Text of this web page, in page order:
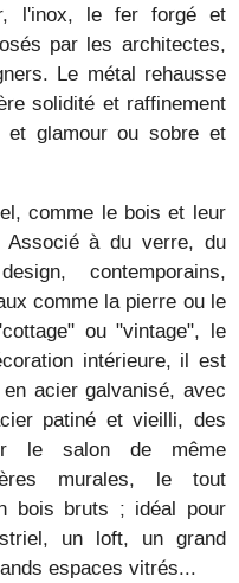
l'inox, le fer forgé et
par les architectes,
Le métal rehausse
solidité et raffinement
glamour ou sobre et
comme le bois et leur
Associé à du verre, du
contemporains,
comme la pierre ou le
ou "vintage", le
intérieure, il est
acier galvanisé, avec
patiné et vieilli, des
le salon de même
murales, le tout
bois bruts ; idéal pour
un loft, un grand
espaces vitrés...